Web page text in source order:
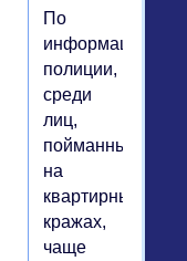
По
информации
полиции,
среди
лиц,
пойманных
на
квартирных
кражах,
чаще